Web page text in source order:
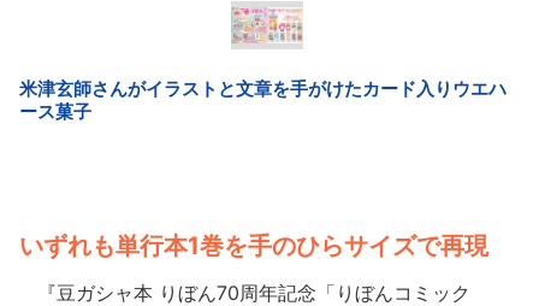
いずれも単行本1巻を手のひらサイズで再現
『豆ガシャ本 りぼん70周年記念「りぼんコミック